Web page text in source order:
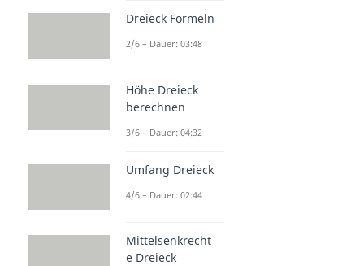
Dreieck Formeln
2/6 – Dauer: 03:48
Höhe Dreieck
berechnen
3/6 – Dauer: 04:32
Umfang Dreieck
4/6 – Dauer: 02:44
Mittelsenkrecht
e Dreieck